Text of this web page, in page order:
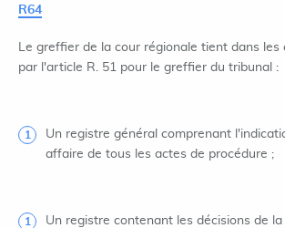
R64
Le greffier de la cour régionale tient dans les
par l'article R. 51 pour le greffier du tribunal :
Un registre général comprenant
affaire de tous les actes de procédure ;
Un registre contenant les décisions de la